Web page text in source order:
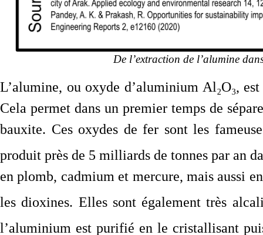
De l’extraction de l’alumine
L’alumine, ou oxyde d’aluminium Al₂O₃,
Cela permet dans un premier temps de
bauxite. Ces oxydes de fer sont les
produit près de 5 milliards de tonnes par an
en plomb, cadmium et mercure, mais aussi
les dioxines. Elles sont également très
l’aluminium est purifié en le cristallisant